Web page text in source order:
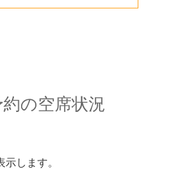
の空席状況
します。